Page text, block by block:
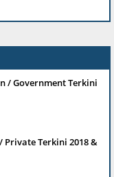
/ Government Terkini
Private Terkini 2018 &